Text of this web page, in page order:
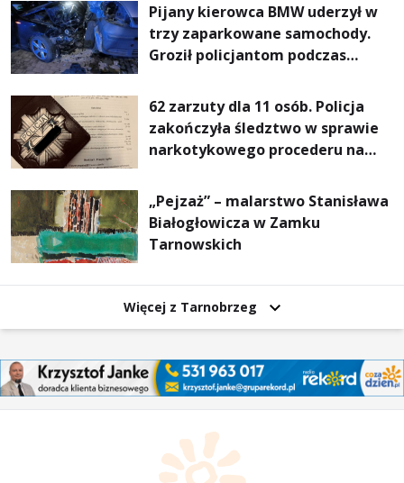
Pijany kierowca BMW uderzył w
trzy zaparkowane samochody.
Groził policjantom podczas
62 zarzuty dla 11 osób. Policja
zakończyła śledztwo w sprawie
narkotykowego procederu na
„Pejzaż” – malarstwo Stanisława
Białogłowicza w Zamku
Tarnowskich
Więcej z Tarnobrzeg